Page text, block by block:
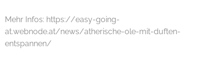
Mehr Infos: https://easy-going-
at.webnode.at/news/atherische-ole-mit-duften-
entspannen/